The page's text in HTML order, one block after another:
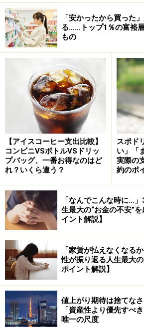
ておくこと」（不動産Gメン滝島
高齢者が避けられる理由
「賃貸は気楽でよさそうだけど、
な思いをするのでは……」。そう感
う。高齢者は賃貸住宅が借りにく
高齢者が借りにくくなるのは本当で
ないわけではありません。高齢者が
室内で亡くなり、発見までに時間が
ちなみに、部屋で死亡される原因に
然死があり、どの場合を事故物件と
準はありません。殺人や自殺では、
居者を募集するわけにはいきません
齢者だけでなく若い方にも可能性が
事故とはいえません。とはいえ、発
掃が必要ですし、事故物件の扱い
た、親族などが見つからない、見つ
ってくれない恐れもあります。
「安かったから買った
る……トップ1％の富裕
もの
【アイスコーヒー支出比較】
コンビニVSボトルVSドリッ
プバッグ、一番お得なのはど
れ？いくら違う？
スポド
い」「
実際の
約のポ
「なんでこんな時に…
生最大の“お金の不安”
イント解説】
「家賃が払えなくなる
性が振り返る人生最大
ポイント解説】
値上がり期待は捨てな
「資産性より優先すべ
唯一の尺度